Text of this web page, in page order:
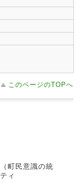
このページのTOPへ
町民意識の統
ィ